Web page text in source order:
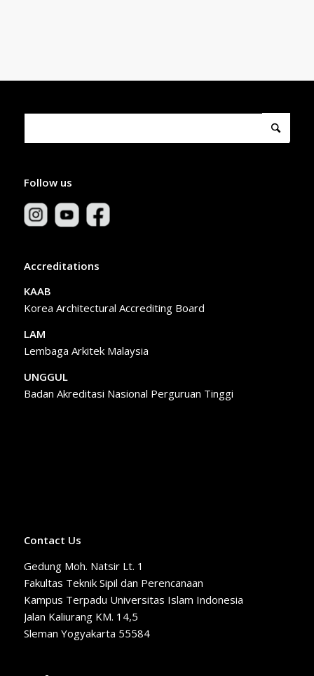
Follow us
Accreditations
KAAB
Korea Architectural Accrediting Board
LAM
Lembaga Arkitek Malaysia
UNGGUL
Badan Akreditasi Nasional Perguruan Tinggi
Contact Us
Gedung Moh. Natsir Lt. 1
Fakultas Teknik Sipil dan Perencanaan
Kampus Terpadu Universitas Islam Indonesia
Jalan Kaliurang KM. 14,5
Sleman Yogyakarta 55584